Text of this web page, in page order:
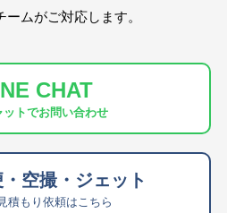
ムがご対応します。
CHAT
ットでお問い合わせ
空撮・ジェット
積もり依頼はこちら